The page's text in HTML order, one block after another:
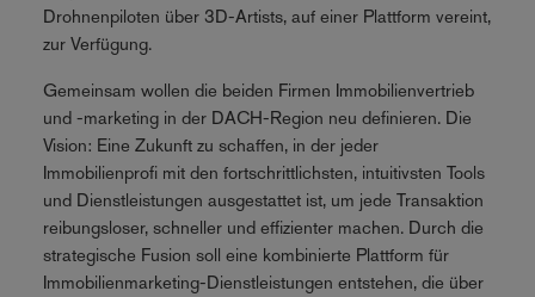
Drohnenpiloten über 3D-Artists, auf einer Plattform vereint,
zur Verfügung.
Gemeinsam wollen die beiden Firmen Immobilienvertrieb
und -marketing in der DACH-Region neu definieren. Die
Vision: Eine Zukunft zu schaffen, in der jeder
Immobilienprofi mit den fortschrittlichsten, intuitivsten Tools
und Dienstleistungen ausgestattet ist, um jede Transaktion
reibungsloser, schneller und effizienter machen. Durch die
strategische Fusion soll eine kombinierte Plattform für
Immobilienmarketing-Dienstleistungen entstehen, die über